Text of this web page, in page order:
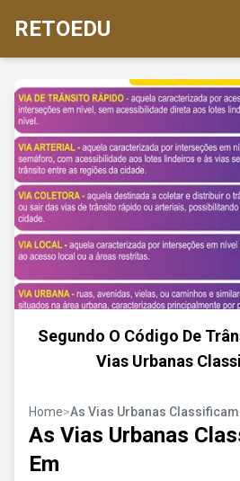
RETOEDU
Segundo O Código De
Vias Urbanas
Home>As Vias Urbanas
As Vias Urbanas
Em